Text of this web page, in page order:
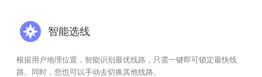
智能选线
根据用户地理位置，智能识别最优线路，只需一键即可锁定最快线
路。同时，您也可以手动去切换其他线路。